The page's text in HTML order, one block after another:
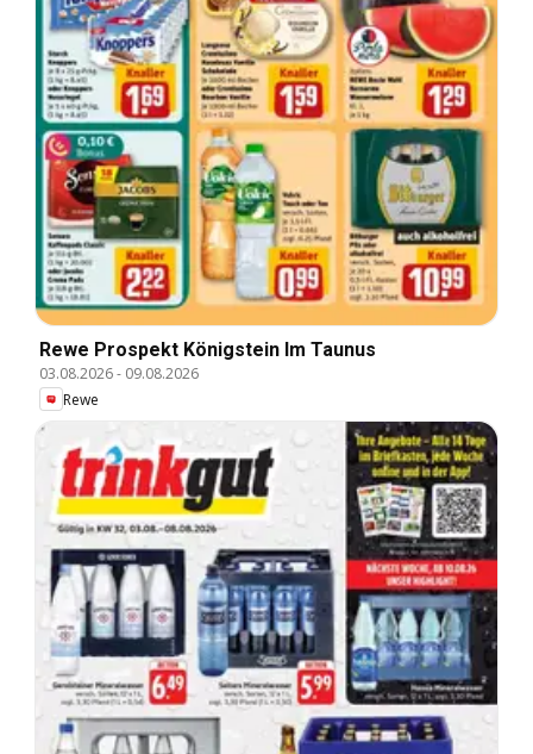
Rewe Prospekt Königstein Im Taunus
03.08.2026- 09.08.2026
Rewe